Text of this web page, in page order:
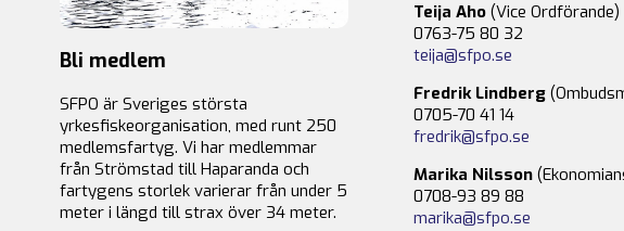
Bli medlem
SFPO är Sveriges största
yrkesfiskeorganisation, med runt 250
medlemsfartyg. Vi har medlemmar
från Strömstad till Haparanda och
fartygens storlek varierar från under 5
meter i längd till strax över 34 meter.
Teija Aho (Vice Ordförande)
0763-75 80 32
teija@sfpo.se
Fredrik Lindberg
0705-70 41 14
fredrik@sfpo.se
Marika Nilsson
0708-93 89 88
marika@sfpo.se